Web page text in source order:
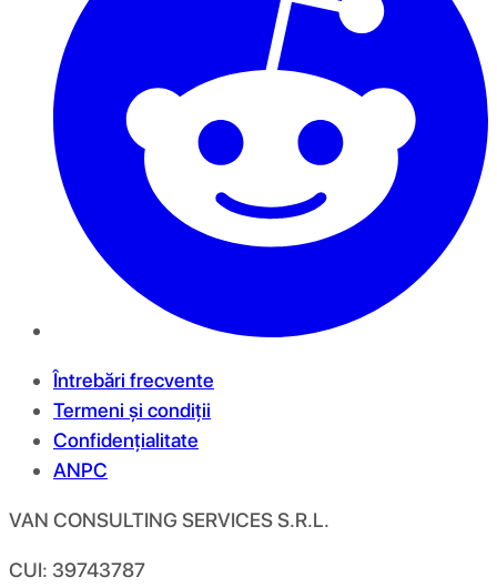
Întrebări frecvente
Termeni și condiții
Confidențialitate
ANPC
VAN CONSULTING SERVICES S.R.L.
CUI: 39743787